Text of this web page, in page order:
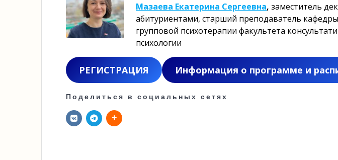
Мазаева Екатерина Сергеевна, заместитель
абитуриентами, старший преподаватель
групповой психотерапии факультета
психологии
РЕГИСТРАЦИЯ Информация о программе и
Поделиться в социальных сетях